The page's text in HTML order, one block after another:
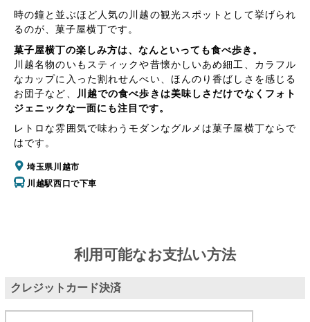
時の鐘と並ぶほど人気の川越の観光スポットとして挙げられ
るのが、菓子屋横丁です。
菓子屋横丁の楽しみ方は、なんといっても食べ歩き。
川越名物のいもスティックや昔懐かしいあめ細工、カラフル
なカップに入った割れせんべい、ほんのり香ばしさを感じる
お団子など、
川越での食べ歩きは美味しさだけでなくフォト
ジェニックな一面にも注目です。
レトロな雰囲気で味わうモダンなグルメは菓子屋横丁ならで
はです。
埼玉県川越市
川越駅西口で下車
利用可能なお支払い方法
クレジットカード決済